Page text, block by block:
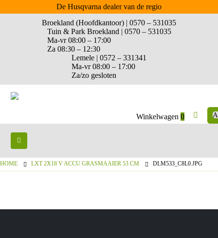
De Husqvarna dealer van de regio
Broekland (Hoofdkantoor) | 0570 – 531035
Tuin & Park Broekland | 0570 – 531035
Ma-vr 08:00 – 17:00
Za 08:30 – 12:30
Lemele | 0572 – 331341
Ma-vr 08:00 – 17:00
Za/zo gesloten
Winkelwagen 0
HOME LXT 2X18 V ACCU GRASMAAIER 53 CM DLM533_C8L0.JPG